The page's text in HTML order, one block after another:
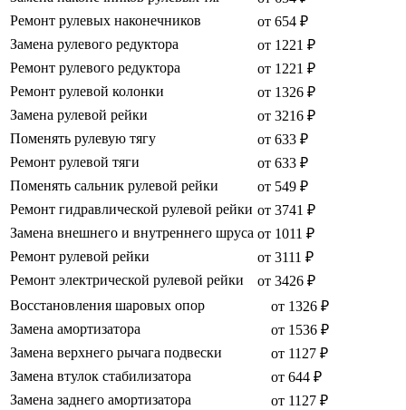
Ремонт рулевых наконечников
от 654 ₽
Замена рулевого редуктора
от 1221 ₽
Ремонт рулевого редуктора
от 1221 ₽
Ремонт рулевой колонки
от 1326 ₽
Замена рулевой рейки
от 3216 ₽
Поменять рулевую тягу
от 633 ₽
Ремонт рулевой тяги
от 633 ₽
Поменять сальник рулевой рейки
от 549 ₽
Ремонт гидравлической рулевой рейки от 3741 ₽
Замена внешнего и внутреннего шруса от 1011 ₽
Ремонт рулевой рейки
от 3111 ₽
Ремонт электрической рулевой рейки
от 3426 ₽
Восстановления шаровых опор
от 1326 ₽
Замена амортизатора
от 1536 ₽
Замена верхнего рычага подвески
от 1127 ₽
Замена втулок стабилизатора
от 644 ₽
Замена заднего амортизатора
от 1127 ₽